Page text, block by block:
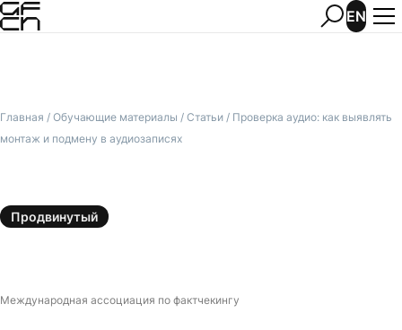
EN
Главная / Обучающие материалы / Статьи / Проверка аудио: как выявлять
монтаж и подмену в аудиозаписях
Продвинутый
Международная ассоциация по фактчекингу